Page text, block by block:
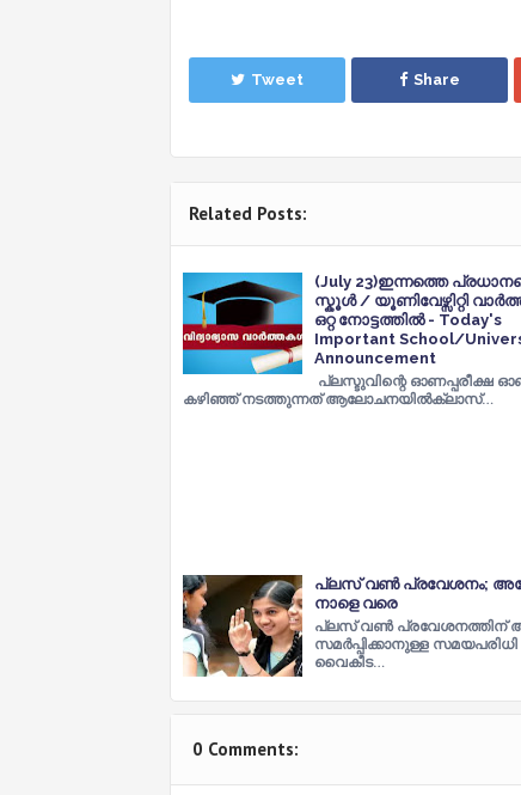
Tweet Share
Related Posts:
(July 23)ഇന്നത്തെ
സ്കൂൾ / യൂണിവേഴ്സിറ്റി
ഒറ്റ നോട്ടത്തിൽ - Today's
Important School/
Announcement
പ്ലസ്ടുവിന്റെ ഓണപ്പരീക്ഷ
കഴിഞ്ഞ്‌ നടത്തുന്നത് ആലോചനയിൽക്ലാസ്…
പ്ലസ് വണ്‍‍ പ്രവേശനം;
നാളെ വരെ
പ്ലസ് വണ്‍ പ്രവേശനത്തിന്
സമര്‍പ്പിക്കാനുള്ള
വൈകീട…
0 Comments: